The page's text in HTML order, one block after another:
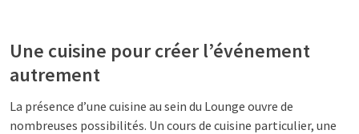
Une cuisine pour créer l’événement
autrement
La présence d’une cuisine au sein du Lounge ouvre de
nombreuses possibilités. Un cours de cuisine particulier, une